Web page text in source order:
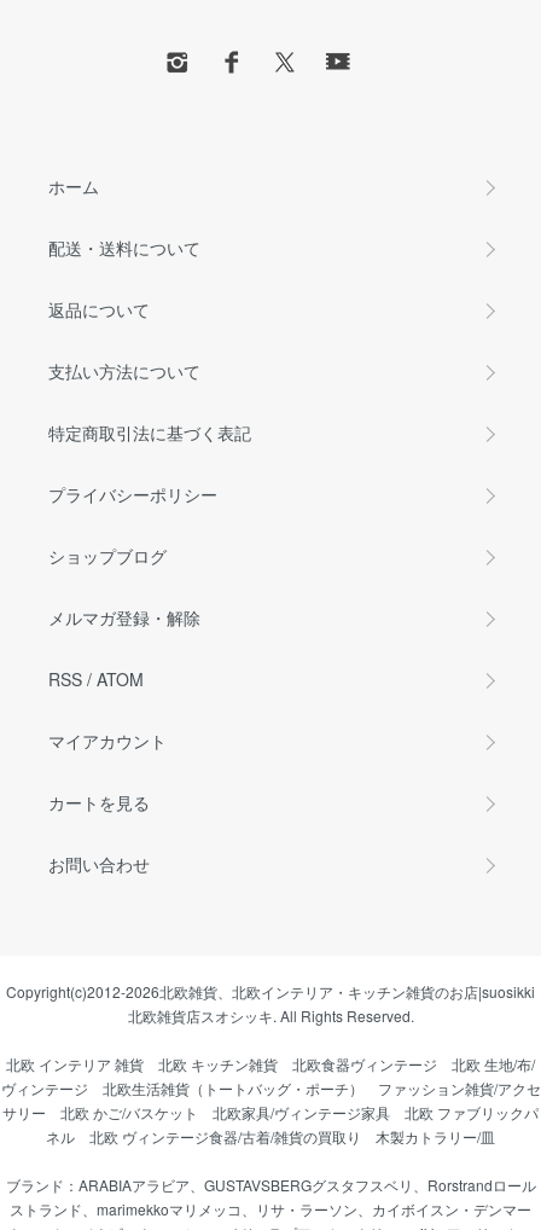
ホーム
配送・送料について
返品について
支払い方法について
特定商取引法に基づく表記
プライバシーポリシー
ショップブログ
メルマガ登録・解除
RSS / ATOM
マイアカウント
カートを見る
お問い合わせ
Copyright(c)2012-2026北欧雑貨、北欧インテリア・キッチン雑貨のお店|suosikki
北欧雑貨店スオシッキ. All Rights Reserved.
北欧 インテリア 雑貨 北欧 キッチン雑貨 北欧食器ヴィンテージ
北欧 生地/布/
ヴィンテージ
北欧生活雑貨（トートバッグ・ポーチ）
ファッション雑貨/アクセ
サリー
北欧 かご/バスケット 北欧家具/ヴィンテージ家具
北欧 ファブリックパ
ネル
北欧 ヴィンテージ食器/古着/雑貨の買取り 木製カトラリー/皿
ブランド： ARABIAアラビア GUSTAVSBERGグスタフスベリ
Rorstrandロール
ストランド
marimekkoマリメッコ リサ・ラーソン
カイボイスン・デンマー